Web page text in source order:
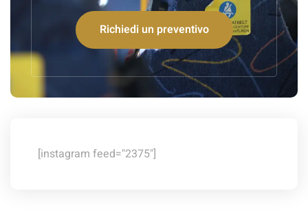
Richiedi un preventivo
[instagram feed="2375"]